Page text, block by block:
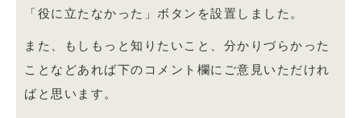
「役に立たなかった」ボタンを設置しました。
また、もしもっと知りたいこと、分かりづらかった
ことなどあれば下のコメント欄にご意見いただけれ
ばと思います。